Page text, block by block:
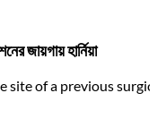
হার্নিয়া
site of a previous